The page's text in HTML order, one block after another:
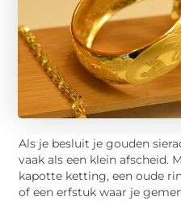
Als je besluit je gouden
vaak als een klein afscheid.
kapotte ketting, een oude
of een erfstuk waar je